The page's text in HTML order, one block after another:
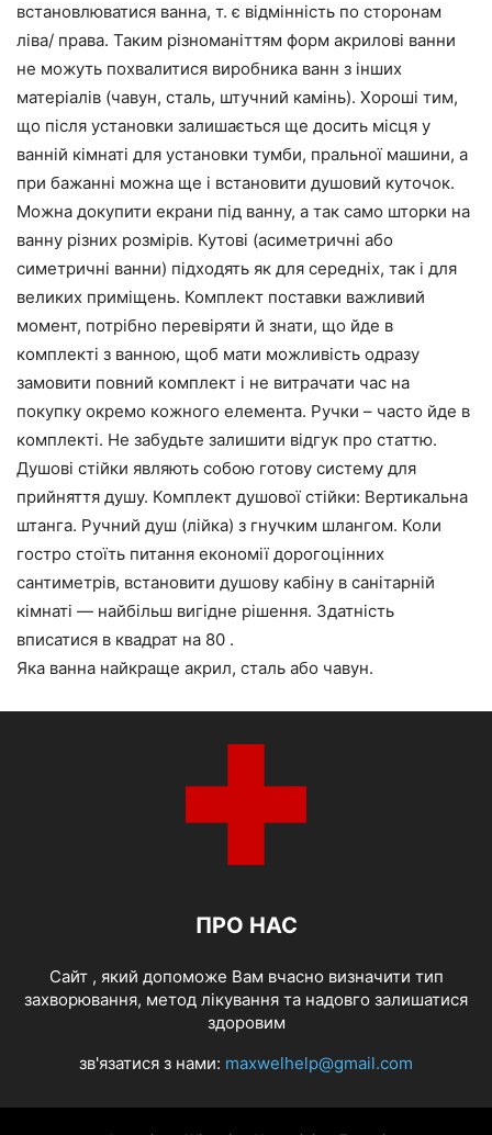
встановлюватися ванна, т. є відмінність по сторонам
ліва/ права. Таким різноманіттям форм акрилові ванни
не можуть похвалитися виробника ванн з інших
матеріалів (чавун, сталь, штучний камінь). Хороші тим,
що після установки залишається ще досить місця у
ванній кімнаті для установки тумби, пральної машини, а
при бажанні можна ще і встановити душовий куточок.
Можна докупити екрани під ванну, а так само шторки на
ванну різних розмірів. Кутові (асиметричні або
симетричні ванни) підходять як для середніх, так і для
великих приміщень. Комплект поставки важливий
момент, потрібно перевіряти й знати, що йде в
комплекті з ванною, щоб мати можливість одразу
замовити повний комплект і не витрачати час на
покупку окремо кожного елемента. Ручки – часто йде в
комплекті. Не забудьте залишити відгук про статтю.
Душові стійки являють собою готову систему для
прийняття душу. Комплект душової стійки: Вертикальна
штанга. Ручний душ (лійка) з гнучким шлангом. Коли
гостро стоїть питання економії дорогоцінних
сантиметрів, встановити душову кабіну в санітарній
кімнаті — найбільш вигідне рішення. Здатність
вписатися в квадрат на 80 .
Яка ванна найкраще акрил, сталь або чавун.
ПРО НАС
Cайт , який допоможе Вам вчасно визначити тип
захворювання, метод лікування та надовго залишатися
здоровим
зв'язатися з нами: maxwelhelp@gmail.com